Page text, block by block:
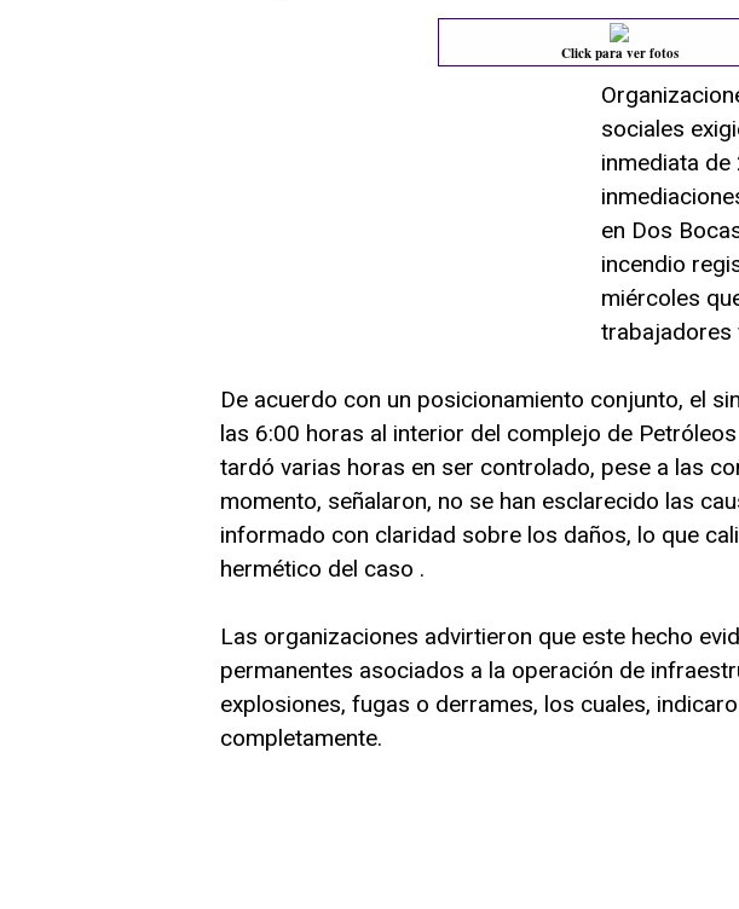
Click para ver fotos
sociales
inmediata de
en Dos
incendio
miércoles
trabajadores
De acuerdo con un posicionamiento conjunto, el
las 6:00 horas al interior del complejo de
tardó varias horas en ser controlado, pese a las
momento, señalaron, no se han esclarecido las
informado con claridad sobre los daños, lo que
hermético del caso .
Las organizaciones advirtieron que este hecho
permanentes asociados a la operación de
explosiones, fugas o derrames, los cuales,
completamente.